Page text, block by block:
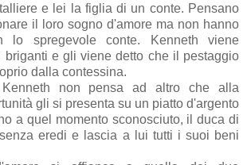
e lei la figlia di un conte. Pensano
il loro sogno d'amore ma non hanno
spregevole conte. Kenneth viene
briganti e gli viene detto che il pestaggio
dalla contessina.
non pensa ad altro che alla
gli si presenta su un piatto d'argento
a quel momento sconosciuto, il duca di
eredi e lascia a lui tutti i suoi beni